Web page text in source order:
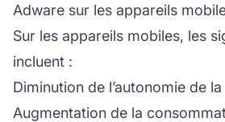
Adware sur les appareils
Sur les appareils mobiles, les
incluent :
Diminution de l’autonomie de
Augmentation de la